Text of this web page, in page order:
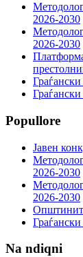
2026-2030
2026-2030
Popullore
Јавен
2026-2030
2026-2030
Na ndiqni